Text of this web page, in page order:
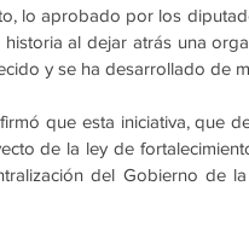
lo aprobado por los
al dejar atrás una
y se ha desarrollado de
que esta iniciativa, que
de la ley de
del Gobierno de